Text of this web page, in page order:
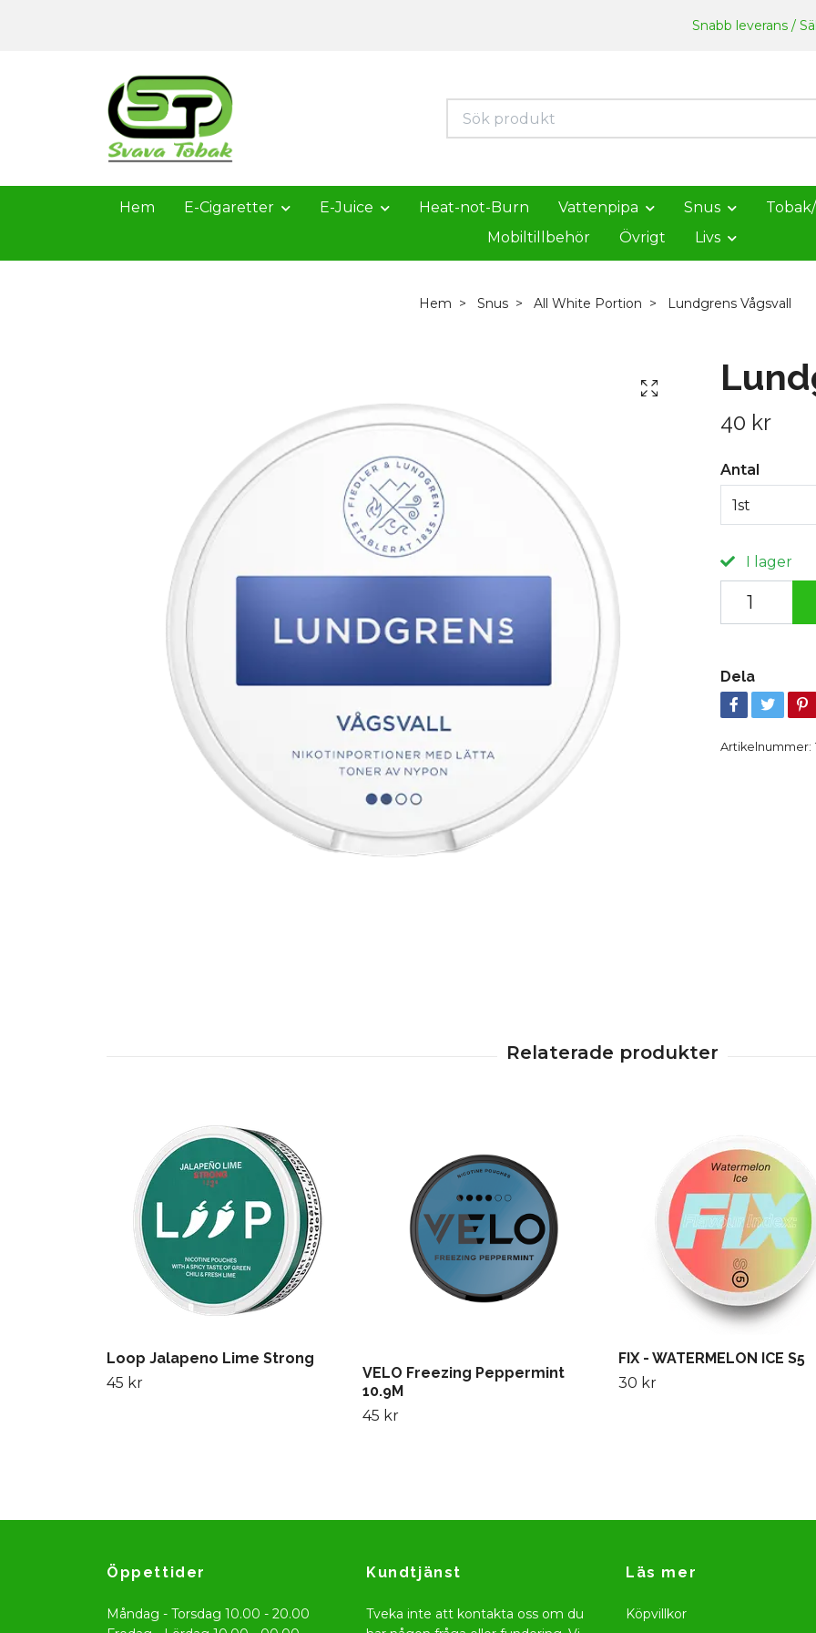
Snabb leverans /
Hem E-Cigaretter E-Juice Heat-not-Burn Vattenpipa Snus
Mobiltillbehör
Övrigt Livs
Hem Snus All White Portion Lundgrens Vågsvall
40 kr
Antal
1st
I lager
Dela
Artikelnummer:
Loop Jalapeno Lime Strong
45 kr
VELO Freezing Peppermint
10.9M
45 kr
FIX - WATERMELON ICE S5
30 kr
Öppettider
Måndag - Torsdag 10.00 - 20.00
Kundtjänst
Tveka inte att kontakta oss om du
Läs mer
Köpvillkor